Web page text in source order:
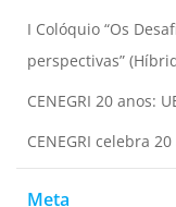
I Colóquio “Os
perspectivas”
CENEGRI 20 anos:
CENEGRI celebra
Meta